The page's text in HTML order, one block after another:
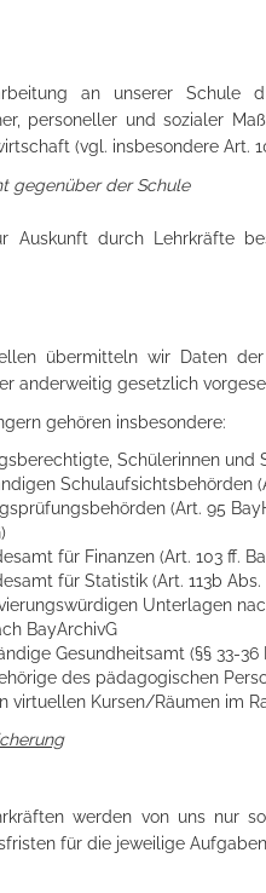
an unserer Schule
personeller und sozialer
(vgl. insbesondere Art.
gegenüber der Schule
Auskunft durch Lehrkräfte
übermitteln wir Daten
anderweitig gesetzlich
gehören insbesondere:
Schülerinnen und
Schulaufsichtsbehörden
(Art. 95
für Finanzen (Art. 103 ff.
für Statistik (Art. 113b Abs.
Unterlagen
BayArchivG
Gesundheitsamt (§§ 33-36
des pädagogischen
virtuellen Kursen/Räumen im
werden von uns nur
für die jeweilige